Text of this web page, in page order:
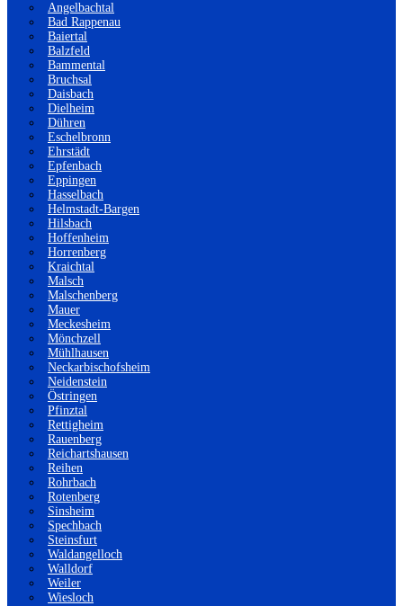
Angelbachtal
Bad Rappenau
Baiertal
Balzfeld
Bammental
Bruchsal
Daisbach
Dielheim
Dühren
Eschelbronn
Ehrstädt
Epfenbach
Eppingen
Hasselbach
Helmstadt-Bargen
Hilsbach
Hoffenheim
Horrenberg
Kraichtal
Malsch
Malschenberg
Mauer
Meckesheim
Mönchzell
Mühlhausen
Neckarbischofsheim
Neidenstein
Östringen
Pfinztal
Rettigheim
Rauenberg
Reichartshausen
Reihen
Rohrbach
Rotenberg
Sinsheim
Spechbach
Steinsfurt
Waldangelloch
Walldorf
Weiler
Wiesloch